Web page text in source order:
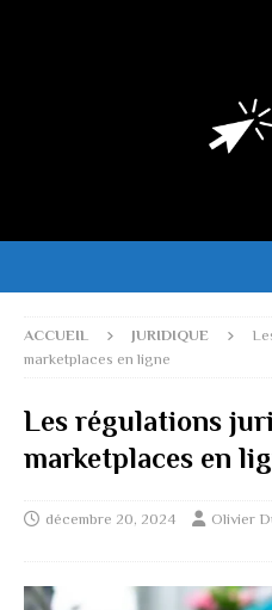
ACCUEIL JURIDIQUE
marketplaces en ligne
Les régulations
marketplaces en
décembre 20, 2024 Olivier